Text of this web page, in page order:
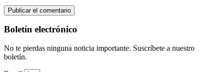
Boletín electrónico
No te pierdas ninguna noticia importante. Suscríbete a nuestro
boletín.